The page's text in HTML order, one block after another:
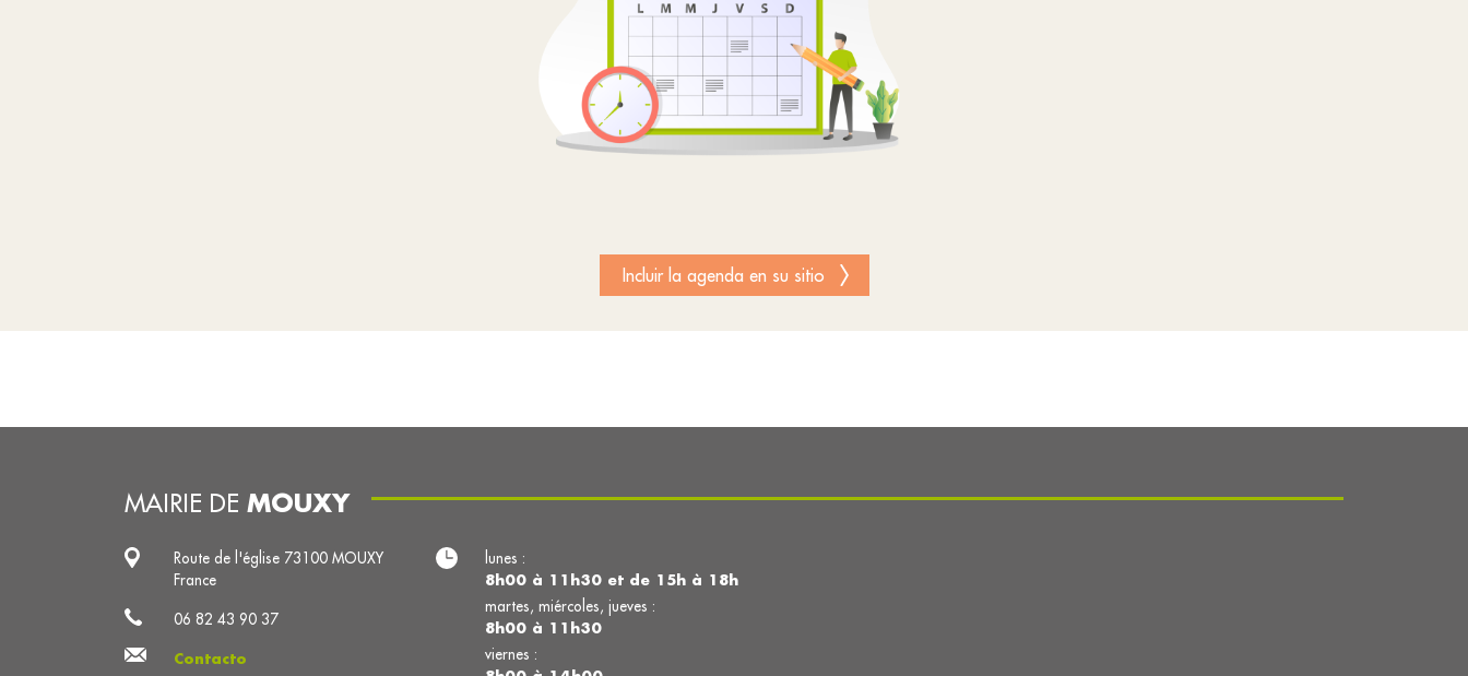
Incluir la agenda en su sitio
MAIRIE DE MOUXY
Route de l'église 73100 MOUXY
France
06 82 43 90 37
Contacto
lunes :
8h00 à 11h30 et de 15h à 18h
martes, miércoles, jueves :
8h00 à 11h30
viernes :